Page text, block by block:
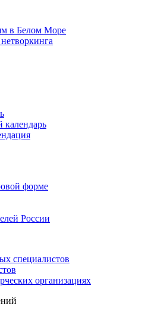
в Белом Море
календарь
форме
России
специалистов
организациях